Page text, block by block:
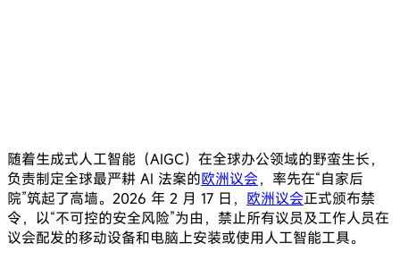
随着生成式人工智能（AIGC）在全球办公领域的野蛮生长，
负责制定全球最严耕 AI 法案的欧洲议会，率先在“自家后
院”筑起了高墙。2026 年 2 月 17 日， 欧洲议会正式颁布禁
令，以“不可控的安全风险”为由，禁止所有议员及工作人员在
议会配发的移动设备和电脑上安装或使用人工智能工具。